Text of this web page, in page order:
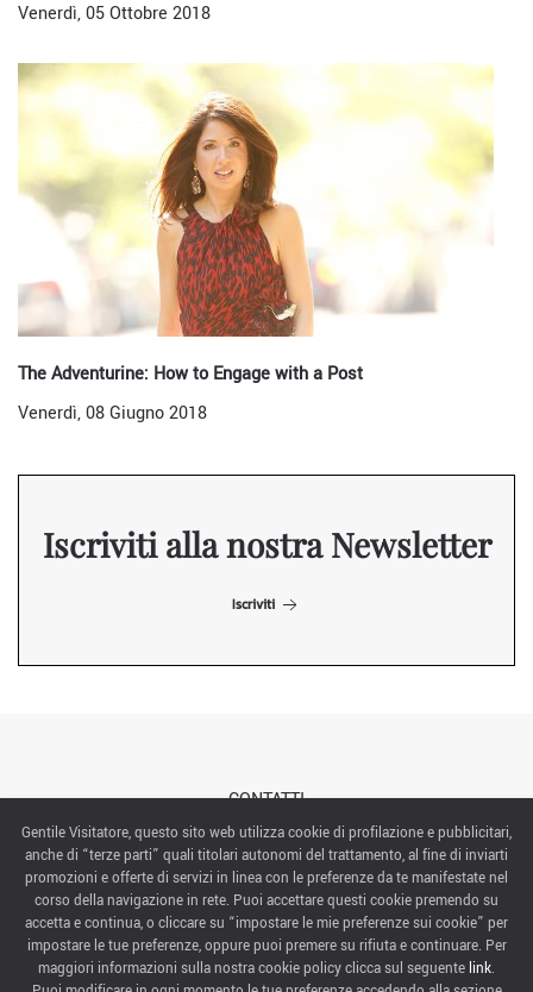
Venerdì, 05 Ottobre 2018
The Adventurine: How to Engage with a Post
Venerdì, 08 Giugno 2018
Iscriviti alla nostra Newsletter
Iscriviti
CONTATTI
ABOUT US
ITALIAN EXHIBITION GROUP SpA All rights reserved
Via Emilia 155, 47921 Rimini,
CF/PI 00139440408, Registro Imprese: Rimini P.I e n. Reg. Imprese 00139440408, Capitale Sociale
52.214.897 i.v.
Gentile Visitatore, questo sito web utilizza cookie di profilazione e pubblicitari,
anche di “terze parti” quali titolari autonomi del trattamento, al fine di inviarti
promozioni e offerte di servizi in linea con le preferenze da te manifestate nel
corso della navigazione in rete. Puoi accettare questi cookie premendo su
accetta e continua, o cliccare su “impostare le mie preferenze sui cookie” per
impostare le tue preferenze, oppure puoi premere su rifiuta e continuare. Per
maggiori informazioni sulla nostra cookie policy clicca sul seguente link.